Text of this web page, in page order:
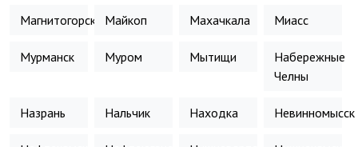
Магнитогорск Майкоп Махачкала Миасс
Мурманск Муром Мытищи
Набережные
Челны
Назрань Нальчик Находка Невинномысск